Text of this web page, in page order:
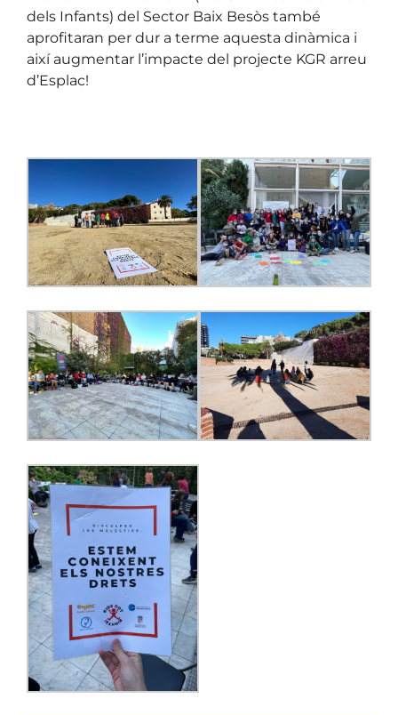
dels Infants) del Sector Baix Besòs també
aprofitaran per dur a terme aquesta dinàmica i
així augmentar l’impacte del projecte KGR arreu
d’Esplac!